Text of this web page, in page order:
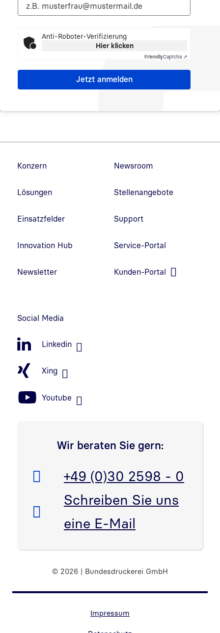
Anti-Roboter-Verifizierung
Hier klicken
FriendlyCaptcha ⇗
Konzern
Lösungen
Einsatzfelder
Innovation Hub
Newsletter
Newsroom
Stellenangebote
Support
Service-Portal
Kunden-Portal
Social Media
Linkedin
Xing
Youtube
Wir beraten Sie gern:
Telefon:
+49 (0)30 2598 - 0
E-Mail:
Schreiben Sie uns
eine E-Mail
© 2026 | Bundesdruckerei GmbH
Impressum